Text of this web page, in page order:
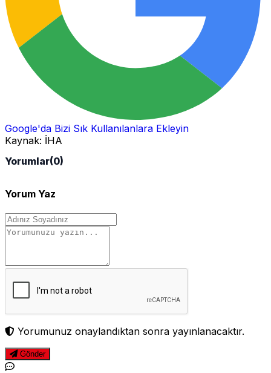
Google'da Bizi Sık Kullanılanlara Ekleyin
Kaynak: İHA
Yorumlar(0)
Yorum Yaz
Yorumunuz onaylandıktan sonra yayınlanacaktır.
Gönder